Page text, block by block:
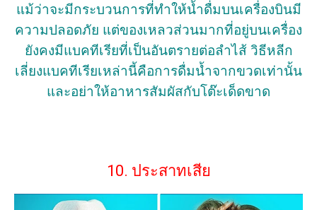
แม้ว่าจะมีกระบวนการที่ทำให้น้ำดื่มบนเครื่องบินมี
ความปลอดภัย แต่ของเหลวส่วนมากที่อยู่บนเครื่อง
ยังคงมีแบคทีเรียที่เป็นอันตรายต่อลำไส้ วิธีหลีก
เลี่ยงแบคทีเรียเหล่านี้คือการดื่มน้ำจากขวดเท่านั้น
และอย่าให้อาหารสัมผัสกับโต๊ะเด็ดขาด
10. ประสาทเสีย